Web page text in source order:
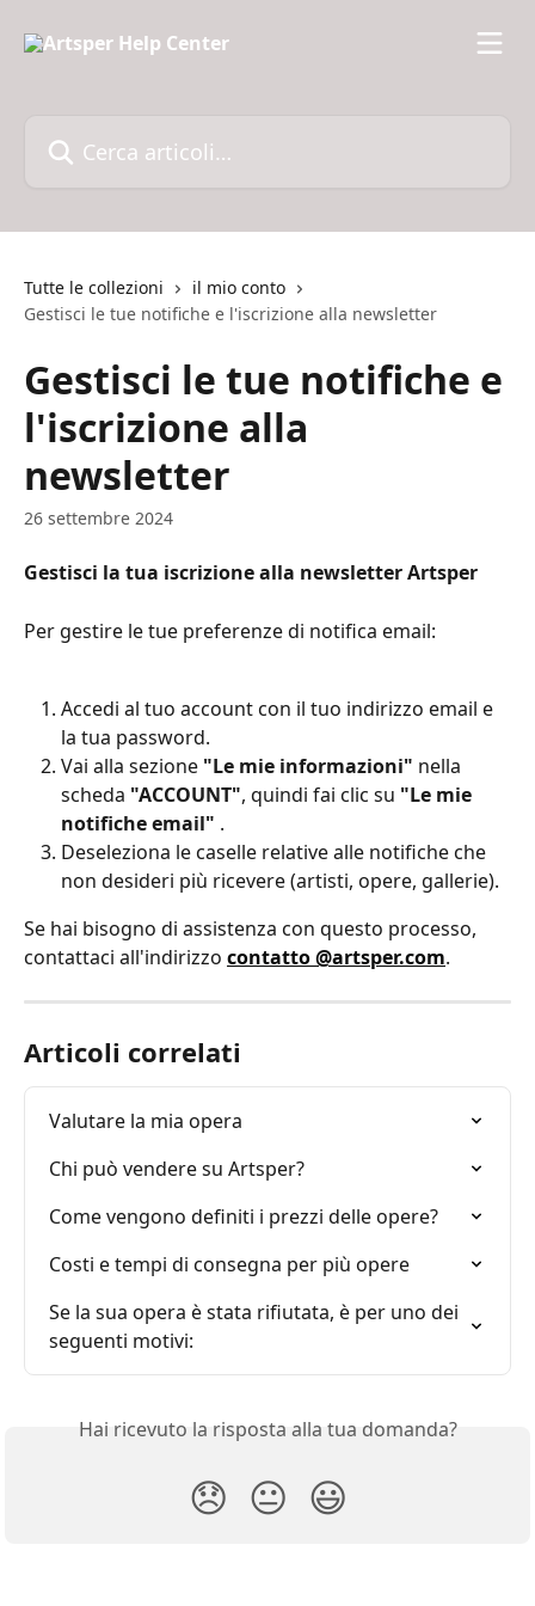
Tutte le collezioni
il mio conto
Gestisci le tue notifiche e l'iscrizione alla newsletter
Gestisci le tue notifiche e
l'iscrizione alla
newsletter
26 settembre 2024
Gestisci la tua iscrizione alla newsletter Artsper
Per gestire le tue preferenze di notifica email:
Accedi al tuo account con il tuo indirizzo email e
la tua password.
Vai alla sezione "Le mie informazioni" nella
scheda "ACCOUNT", quindi fai clic su "Le mie
notifiche email" .
Deseleziona le caselle relative alle notifiche che
non desideri più ricevere (artisti, opere, gallerie).
Se hai bisogno di assistenza con questo processo,
contattaci all'indirizzo contatto @artsper.com.
Articoli correlati
Valutare la mia opera
Chi può vendere su Artsper?
Come vengono definiti i prezzi delle opere?
Costi e tempi di consegna per più opere
Se la sua opera è stata rifiutata, è per uno dei
seguenti motivi:
Hai ricevuto la risposta alla tua domanda?
😞 😐 😃